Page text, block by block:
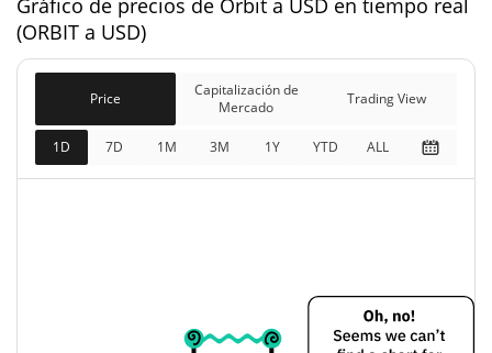
Capitalización de
$109.729
Capitalización de
mercado
completamente diluida
$450.933
$0,00045782189 /
$0,00045783
Gráfico de precios de Orbit a USD en tiempo real
(ORBIT a USD)
Price
Capitalización de
Mercado
Trading View
1D 7D 1M 3M 1Y YTD ALL